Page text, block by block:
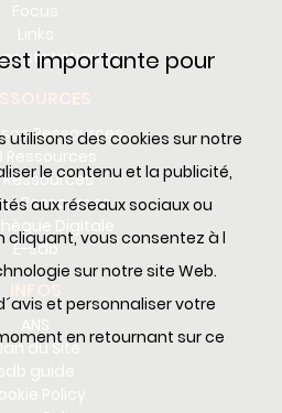
importante pour
utilisons des cookies sur notre
le contenu et la publicité,
aux réseaux sociaux ou
cliquant, vous consentez à l
sur notre site Web.
et personnaliser votre
en retournant sur ce
statistiques
Ressources
Ressources
Ressources
Digitale
E-sdb
du Site